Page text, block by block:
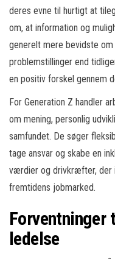
deres evne til hurtigt at
om, at information og
generelt mere bevidste
problemstillinger end
en positiv forskel gennem
For Generation Z handler
om mening, personlig
samfundet. De søger
tage ansvar og skabe en
værdier og drivkræfter, der
fremtidens jobmarked.
Forventninger
ledelse